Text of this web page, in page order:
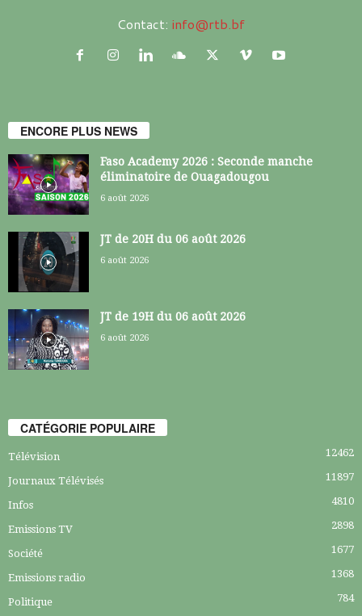
Contact: info@rtb.bf
ENCORE PLUS NEWS
Faso Academy 2026 : Seconde manche
éliminatoire de Ouagadougou
6 août 2026
JT de 20H du 06 août 2026
6 août 2026
JT de 19H du 06 août 2026
6 août 2026
CATÉGORIE POPULAIRE
Télévision 12462
Journaux Télévisés 11897
Infos 4810
Emissions TV 2898
Société 1677
Emissions radio 1368
Politique 784